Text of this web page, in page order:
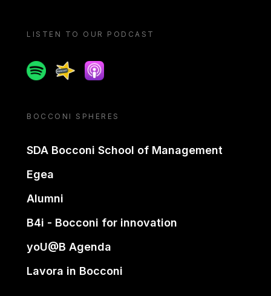
LISTEN TO OUR PODCAST
SpotifySpreakerApple podcast
BOCCONI SPHERES
SDA Bocconi School of Management
Egea
Alumni
B4i - Bocconi for innovation
yoU@B Agenda
Lavora in Bocconi